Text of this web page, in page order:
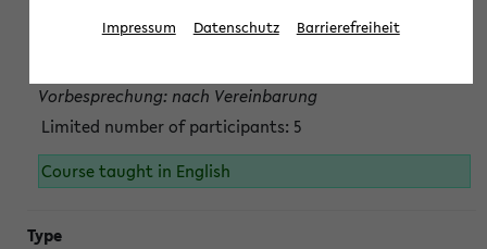
Persönliche Anmeldung beim Veranstalter ist unbedingt
Vorbesprechung: nach Vereinbarung
Limited number of participants: 5
Course taught in English
Impressum Datenschutz Barrierefreiheit